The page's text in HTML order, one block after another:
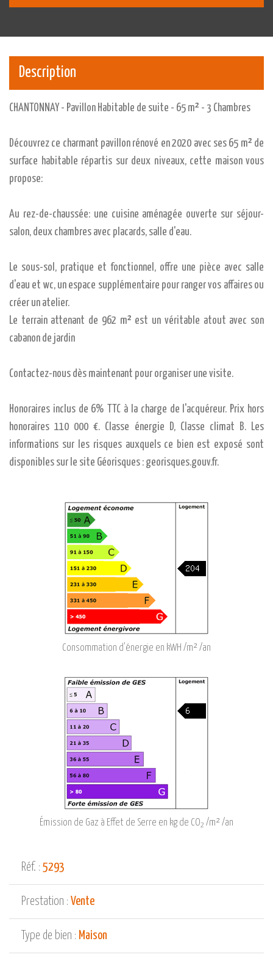
Description
CHANTONNAY - Pavillon Habitable de suite - 65 m² - 3 Chambres
Découvrez ce charmant pavillon rénové en 2020 avec ses 65 m² de
surface habitable répartis sur deux niveaux, cette maison vous
propose:
Au rez-de-chaussée: une cuisine aménagée ouverte sur séjour-
salon, deux chambres avec placards, salle d'eau.
Le sous-sol, pratique et fonctionnel, offre une pièce avec salle
d'eau et wc, un espace supplémentaire pour ranger vos affaires ou
créer un atelier.
Le terrain attenant de 962 m² est un véritable atout avec son
cabanon de jardin
Contactez-nous dès maintenant pour organiser une visite.
Honoraires inclus de 6% TTC à la charge de l'acquéreur. Prix hors
honoraires 110 000 €. Classe énergie D, Classe climat B. Les
informations sur les risques auxquels ce bien est exposé sont
disponibles sur le site Géorisques : georisques.gouv.fr.
Consommation d'énergie en kWH /m² /an
Émission de Gaz à Effet de Serre en kg de CO2 /m² /an
Réf. : 5293
Prestation : Vente
Type de bien : Maison